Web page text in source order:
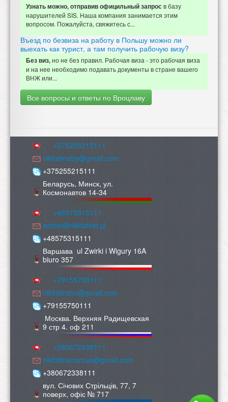
Узнать можно, отправив официльный запросв базу
нарушителей SIS. Наша компания занимается этим
вопросом. Пожалуйста, свяжитесь с...
Въезд по безвиза на работу в Польшу можно ли
выехать как турист, а там получить рабочую визу?
Без виз,но не без правил. Рабочая виза - это рабочая виза
и на нее необходимо подавать документы в стране вашего
ВНЖ или...
Все вопросы и ответы по Вроцлаву
+375255215111
nikitafirstby@gmail.com
+375255215111
Беларусь, Минск, ул.
Космонавтов 14-34
+48575315111
admin@nikitafirst.pl
+48575315111
Варшава ul Zwirki i Wigury 16A
biuro 357
+79155750111
nikitafirstru@gmail.com
+79155750111
Москва. Верхняя Радищевская
9 стр 4. оф 211
+380672338111
nikitafirstcomua@gmail.com
+380672338111
вул. Січових Стрільців, 77, 7
поверх, офіс № 717